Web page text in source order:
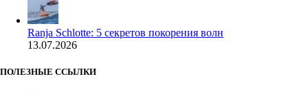
Ranja Schlotte: 5 секретов покорения волн
13.07.2026
ПОЛЕЗНЫЕ ССЫЛКИ